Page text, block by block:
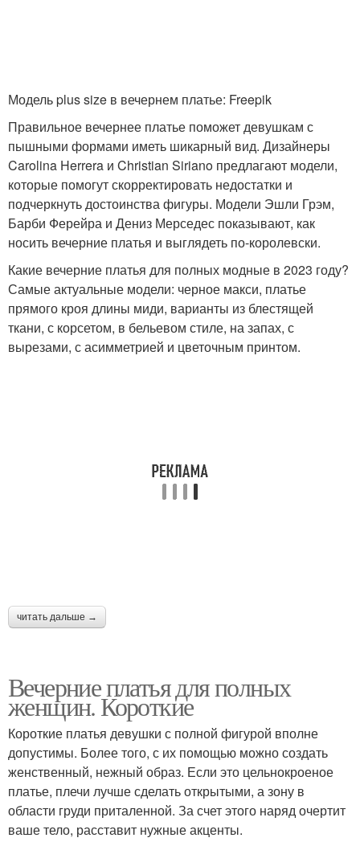
Платья с цветочным
принтом
Платья с запахом
Платья в стиле
Платья с рукавами-
фонариками
Платье в горошек Платья для взрослых
Нарядное платье Платье для женщины
Платья на выход Платье по фигуре
Модель plus size в вечернем платье: Freepik
Правильное вечернее платье поможет девушкам с
пышными формами иметь шикарный вид. Дизайнеры
Carolina Herrera и Christian Siriano предлагают модели,
которые помогут скорректировать недостатки и
подчеркнуть достоинства фигуры. Модели Эшли Грэм,
Барби Ферейра и Дениз Мерседес показывают, как
носить вечерние платья и выглядеть по-королевски.
Какие вечерние платья для полных модные в 2023 году?
Самые актуальные модели: черное макси, платье
прямого кроя длины миди, варианты из блестящей
ткани, с корсетом, в бельевом стиле, на запах, с
вырезами, с асимметрией и цветочным принтом.
читать дальше →
Вечерние платья для полных
женщин. Короткие
Короткие платья девушки с полной фигурой вполне
допустимы. Более того, с их помощью можно создать
женственный, нежный образ. Если это цельнокроеное
платье, плечи лучше сделать открытыми, а зону в
области груди приталенной. За счет этого наряд очертит
ваше тело, расставит нужные акценты.